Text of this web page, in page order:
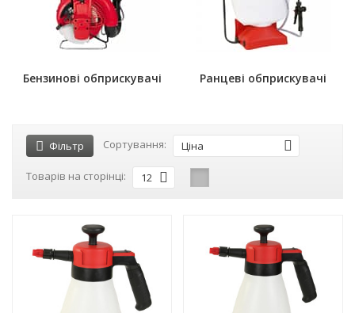
Бензинові обприскувачі Ранцеві обприскувачі
Фільтр Сортування: Ціна
Товарів на сторінці: 12